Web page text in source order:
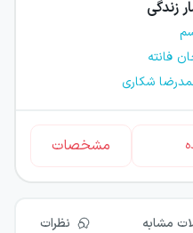
زندگی
فانته
شکاری
مشخصات
مشابه نظرات